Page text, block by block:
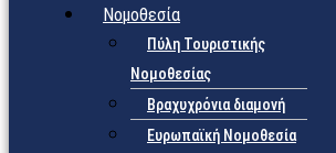
Νομοθεσία
Πύλη Τουριστικής
Νομοθεσίας
Βραχυχρόνια διαμονή
Ευρωπαϊκή Νομοθεσία